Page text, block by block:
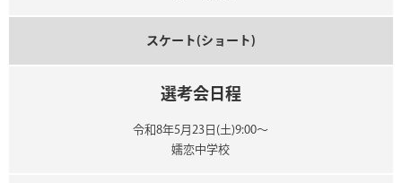
スケート(ショート)
選考会日程
令和8年5月23日(土)9:00～
嬬恋中学校